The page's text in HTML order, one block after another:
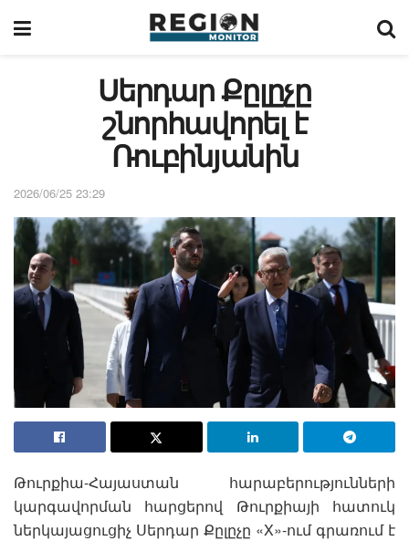
Սերդար Քըլըչը
շնորհավորել է
Ռուբինյանին
2026/06/25 23:29
Թուրքիա-Հայաստան հարաբերությունների
կարգավորման հարցերով Թուրքիայի հատուկ
ներկայացուցիչ Սերդար Քըլըչը «X»-ում գրառում է